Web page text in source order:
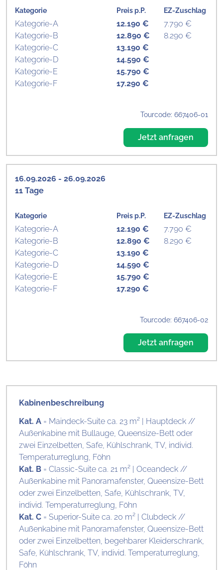
Kategorie Preis p.P. EZ-Zuschlag
Kategorie-A 12.190 €
7.790 €
Kategorie-B
12.890 €
8.290 €
Kategorie-C
13.190 €
Kategorie-D
14.590 €
Kategorie-E
15.790 €
Kategorie-F
17.290 €
Tourcode: 667406-01
Jetzt anfragen
16.09.2026 - 26.09.2026
11 Tage
Kategorie Preis p.P. EZ-Zuschlag
Kategorie-A 12.190 €
7.790 €
Kategorie-B
12.890 €
8.290 €
Kategorie-C
13.190 €
Kategorie-D
14.590 €
Kategorie-E
15.790 €
Kategorie-F
17.290 €
Tourcode: 667406-02
Jetzt anfragen
Kabinenbeschreibung
Kat. A = Maindeck-Suite ca. 23 m² | Hauptdeck //
Außenkabine mit Bullauge, Queensize-Bett oder
zwei Einzelbetten, Safe, Kühlschrank, TV, individ.
Temperaturreglung, Föhn
Kat. B = Classic-Suite ca. 21 m² | Oceandeck //
Außenkabine mit Panoramafenster, Queensize-Bett
oder zwei Einzelbetten, Safe, Kühlschrank, TV,
individ. Temperaturreglung, Föhn
Kat. C = Superior-Suite ca. 20 m² | Clubdeck //
Außenkabine mit Panoramafenster, Queensize-Bett
oder zwei Einzelbetten, begehbarer Kleiderschrank,
Safe, Kühlschrank, TV, individ. Temperaturreglung,
Föhn